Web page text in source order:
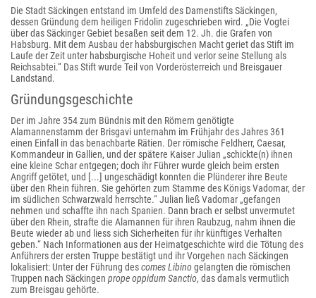
Die Stadt Säckingen entstand im Umfeld des Damenstifts Säckingen,
dessen Gründung dem heiligen Fridolin zugeschrieben wird. „Die Vogtei
über das Säckinger Gebiet besaßen seit dem 12. Jh. die Grafen von
Habsburg. Mit dem Ausbau der habsburgischen Macht geriet das Stift im
Laufe der Zeit unter habsburgische Hoheit und verlor seine Stellung als
Reichsabtei.“ Das Stift wurde Teil von Vorderösterreich und Breisgauer
Landstand.
Gründungsgeschichte
Der im Jahre 354 zum Bündnis mit den Römern genötigte
Alamannenstamm der Brisgavi unternahm im Frühjahr des Jahres 361
einen Einfall in das benachbarte Rätien. Der römische Feldherr, Caesar,
Kommandeur in Gallien, und der spätere Kaiser Julian „schickte(n) ihnen
eine kleine Schar entgegen; doch ihr Führer wurde gleich beim ersten
Angriff getötet, und [...] ungeschädigt konnten die Plünderer ihre Beute
über den Rhein führen. Sie gehörten zum Stamme des Königs Vadomar, der
im südlichen Schwarzwald herrschte.“ Julian ließ Vadomar „gefangen
nehmen und schaffte ihn nach Spanien. Dann brach er selbst unvermutet
über den Rhein, strafte die Alamannen für ihren Raubzug, nahm ihnen die
Beute wieder ab und liess sich Sicherheiten für ihr künftiges Verhalten
geben.“ Nach Informationen aus der Heimatgeschichte wird die Tötung des
Anführers der ersten Truppe bestätigt und ihr Vorgehen nach Säckingen
lokalisiert: Unter der Führung descomes Libinogelangten die römischen
Truppen nach Säckingen prope oppidum Sanctio, das damals vermutlich
zum Breisgau gehörte.